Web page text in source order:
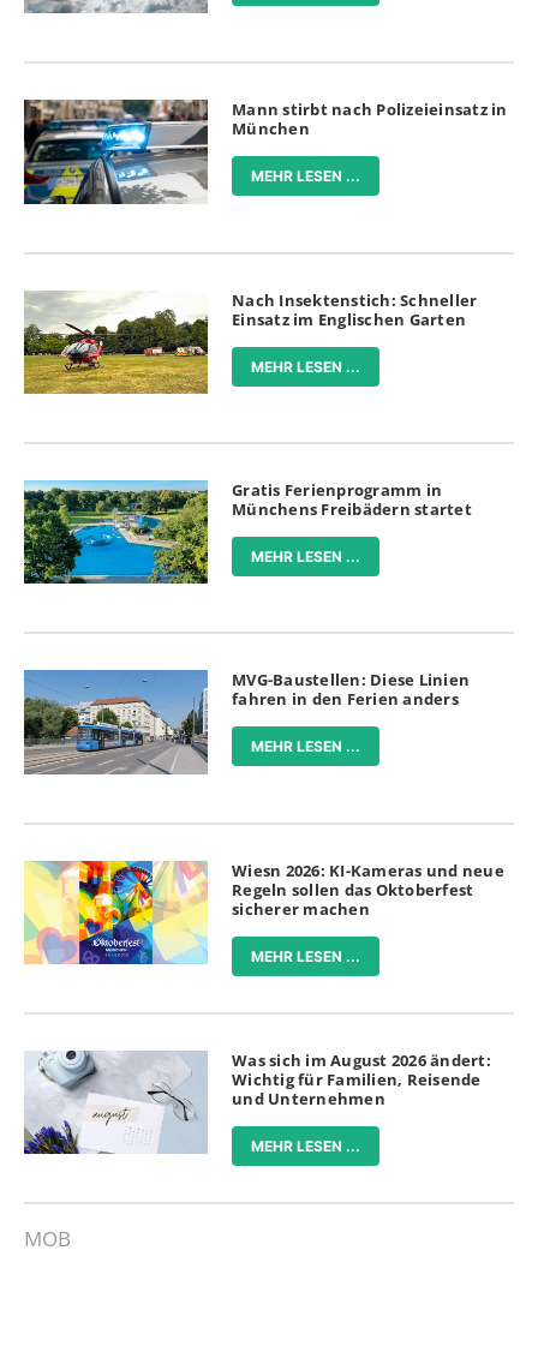
Mann stirbt nach Polizeieinsatz in
München
MEHR LESEN ...
Nach Insektenstich: Schneller
Einsatz im Englischen Garten
MEHR LESEN ...
Gratis Ferienprogramm in
Münchens Freibädern startet
MEHR LESEN ...
MVG-Baustellen: Diese Linien
fahren in den Ferien anders
MEHR LESEN ...
Wiesn 2026: KI-Kameras und neue
Regeln sollen das Oktoberfest
sicherer machen
MEHR LESEN ...
Was sich im August 2026 ändert:
Wichtig für Familien, Reisende
und Unternehmen
MEHR LESEN ...
MOB